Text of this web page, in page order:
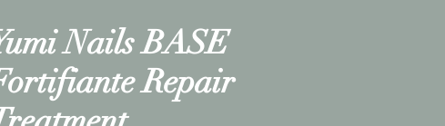
Nails BASE
Repair